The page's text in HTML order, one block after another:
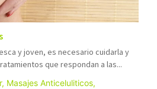
y joven, es necesario cuidarla y
que respondan a las...
, Masajes Anticeluliticos,